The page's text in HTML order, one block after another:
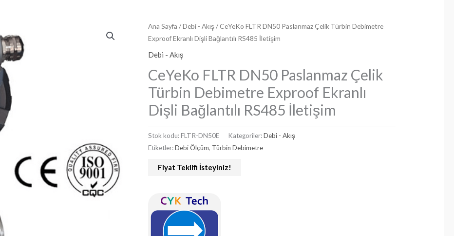
Ana Sayfa /Debi - Akış/ CeYeKo FLTR DN50 Paslanmaz Çelik Türbin Debimetre
Exproof Ekranlı Dişli Bağlantılı RS485 İletişim
Debi - Akış
CeYeKo FLTR DN50 Paslanmaz Çelik
Türbin Debimetre Exproof Ekranlı
Dişli Bağlantılı RS485 İletişim
Stok kodu:FLTR-DN50E Kategoriler:Debi - Akış
Etiketler:Debi Ölçüm, Türbin Debimetre